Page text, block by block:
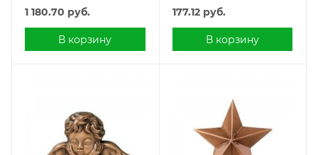
1 180.70 руб.
В корзину
177.12руб.
В корзину